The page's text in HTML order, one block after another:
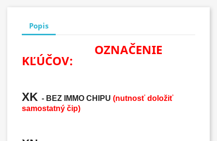
Popis
OZNAČENIE
KĽÚČOV:
XK - BEZ IMMO CHIPU (nutnosť doložiť
samostatný čip)